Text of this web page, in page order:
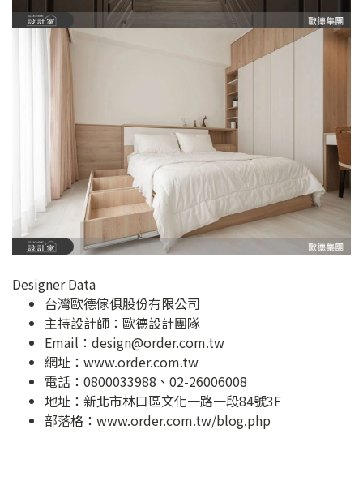
Designer Data
台灣歐德傢俱股份有限公司
主持設計師：歐德設計團隊
Email： design@order.com.tw
網址： www.order.com.tw
電話：0800033988、02-26006008
地址： 新北市林口區文化一路一段84號3F
部落格： www.order.com.tw/blog.php